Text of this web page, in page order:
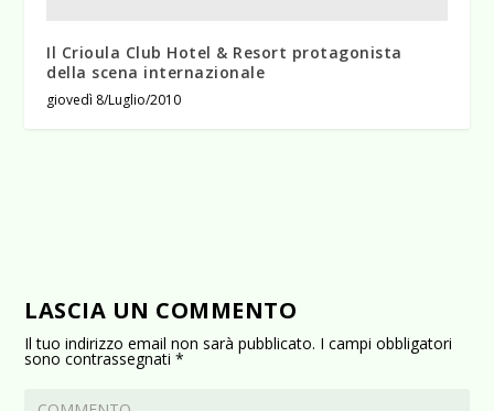
Il Crioula Club Hotel & Resort protagonista
della scena internazionale
giovedì 8/Luglio/2010
LASCIA UN COMMENTO
Il tuo indirizzo email non sarà pubblicato. I campi obbligatori
sono contrassegnati*